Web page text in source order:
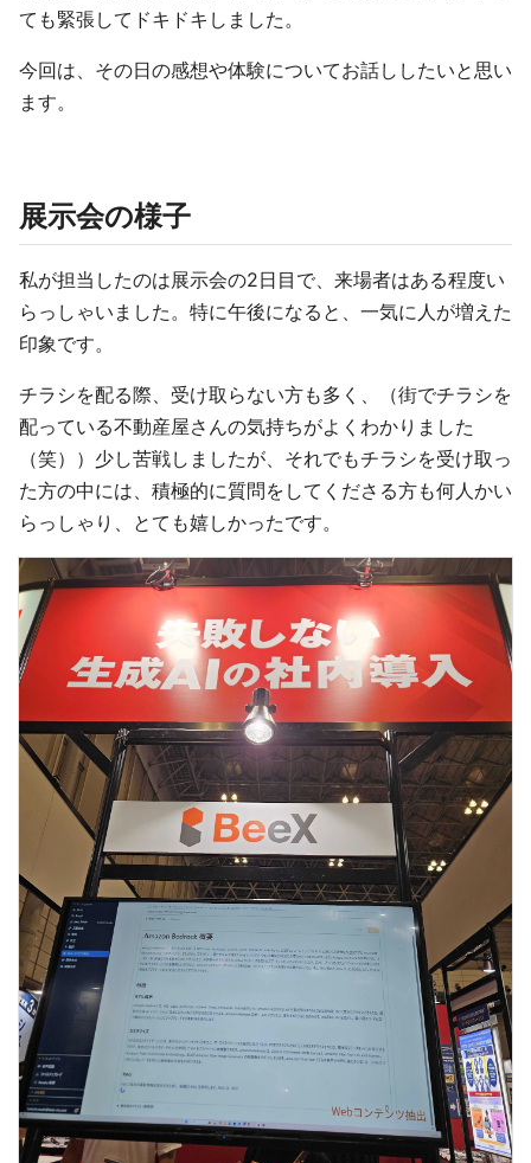
ても緊張してドキドキしました。
今回は、その日の感想や体験についてお話ししたいと思い
ます。
展示会の様子
私が担当したのは展示会の2日目で、来場者はある程度い
らっしゃいました。特に午後になると、一気に人が増えた
印象です。
チラシを配る際、受け取らない方も多く、（街でチラシを
配っている不動産屋さんの気持ちがよくわかりました
（笑））少し苦戦しましたが、それでもチラシを受け取っ
た方の中には、積極的に質問をしてくださる方も何人かい
らっしゃり、とても嬉しかったです。